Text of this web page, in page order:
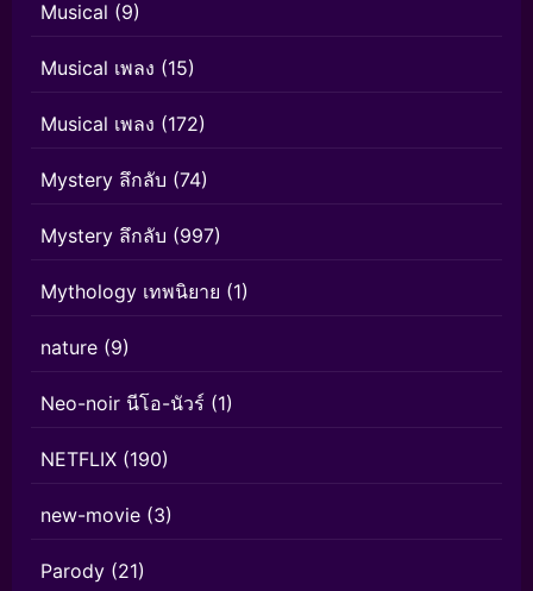
Musical (9)
Musical เพลง (15)
Musical เพลง (172)
Mystery ลึกลับ (74)
Mystery ลึกลับ (997)
Mythology เทพนิยาย (1)
nature (9)
Neo-noir นีโอ-นัวร์ (1)
NETFLIX (190)
new-movie (3)
Parody (21)